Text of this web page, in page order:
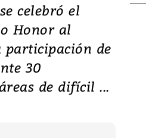
celebró el
Honor al
participación de
30
de difícil ...
Terremoto
y graves
Kumamoto